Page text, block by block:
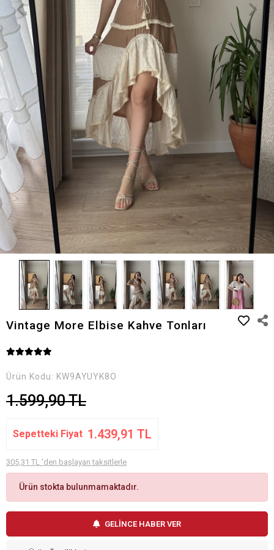
Vintage More Elbise Kahve Tonları
Ürün Kodu: KW9AYUYK8O
1.599,90 TL
Sepetteki Fiyat 1.439,91 TL
305,31 TL 'den başlayan taksitlerle
Ürün stokta bulunmamaktadır.
GELİNCE HABER VER